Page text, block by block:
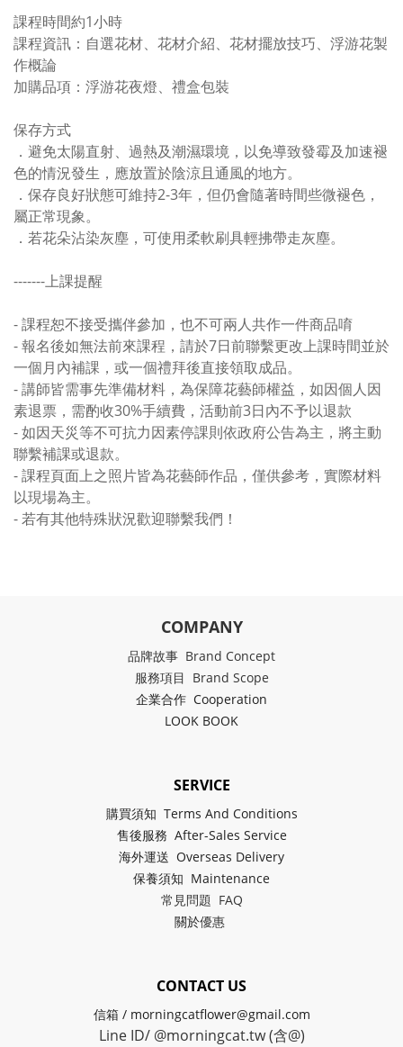
課程時間約1小時
課程資訊：自選花材、花材介紹、花材擺放技巧、浮游花製
作概論
加購品項：浮游花夜燈、禮盒包裝
保存方式
．避免太陽直射、過熱及潮濕環境，以免導致發霉及加速褪
色的情況發生，應放置於陰涼且通風的地方。
．保存良好狀態可維持2-3年，但仍會隨著時間些微褪色，
屬正常現象。
．若花朵沾染灰塵，可使用柔軟刷具輕拂帶走灰塵。
-------上課提醒
- 課程恕不接受攜伴參加，也不可兩人共作一件商品唷
- 報名後如無法前來課程，請於7日前聯繫更改上課時間並於
一個月內補課，或一個禮拜後直接領取成品。
- 講師皆需事先準備材料，為保障花藝師權益，如因個人因
素退票，需酌收30%手續費，活動前3日內不予以退款
- 如因天災等不可抗力因素停課則依政府公告為主，將主動
聯繫補課或退款。
- 課程頁面上之照片皆為花藝師作品，僅供參考，實際材料
以現場為主。
- 若有其他特殊狀況歡迎聯繫我們！
COMPANY
品牌故事 Brand Concept
服務項目 Brand Scope
企業合作 Cooperation
LOOK BOOK
SERVICE
購買須知 Terms And Conditions
售後服務 After-Sales Service
海外運送 Overseas Delivery
保養須知 Maintenance
常見問題 FAQ
關於優惠
CONTACT US
信箱 / morningcatflower@gmail.com
Line ID/ @morningcat.tw (含@)